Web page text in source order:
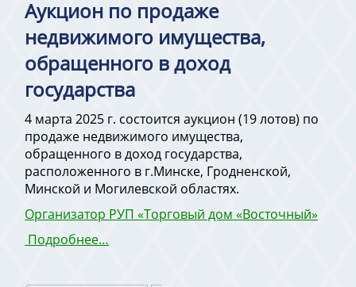
Аукцион по продаже
недвижимого имущества,
обращенного в доход
государства
4 марта 2025 г. состоится аукцион (19 лотов) по
продаже недвижимого имущества,
обращенного в доход государства,
расположенного в г.Минске, Гродненской,
Минской и Могилевской областях.
Организатор РУП «Торговый дом «Восточный»
Подробнее…